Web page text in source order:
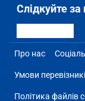
Слідкуйте
Про нас
Умови
Політика файлів